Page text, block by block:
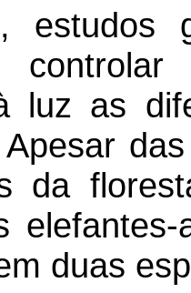
estudos
luz as
da
duas